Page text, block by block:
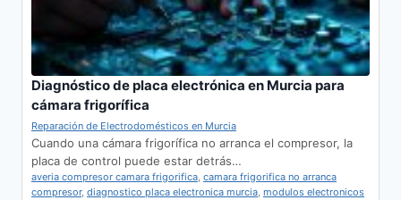
Diagnóstico de placa electrónica en Murcia para
cámara frigorífica
Reparación de Electrodomésticos en Murcia
Cuando una cámara frigorífica no arranca el compresor, la
placa de control puede estar detrás…
averia compresor camara frigorifica, camara frigorifica no arranca
compresor, diagnostico placa electronica murcia, modulos electronicos